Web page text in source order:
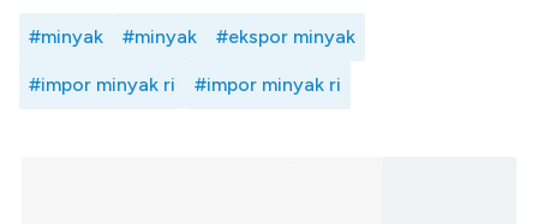
#minyak #minyak #ekspor minyak
#impor minyak ri #impor minyak ri